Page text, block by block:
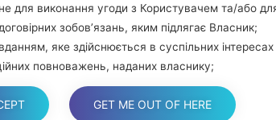
Вказуйте лише
В кінці
перезагрузиться та
для виконання угоди з Користувачем та/або
зобов’язань, яким підлягає Власник;
яке здійснюється в суспільних
повноважень, наданих власнику;
законних інтересів, які переслідує власник
GET ME OUT OF HERE